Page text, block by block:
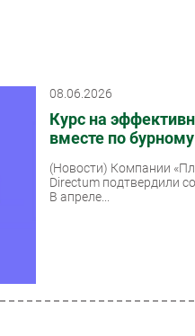
Оборудование
Outsourcing
08.06.2026
Курс на
вместе по
(Новости) Компании
Directum подтвердили
В апреле...